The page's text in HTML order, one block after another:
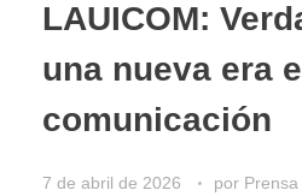
LAUICOM:
una nueva era
comunicación
7 de abril de 2026 por